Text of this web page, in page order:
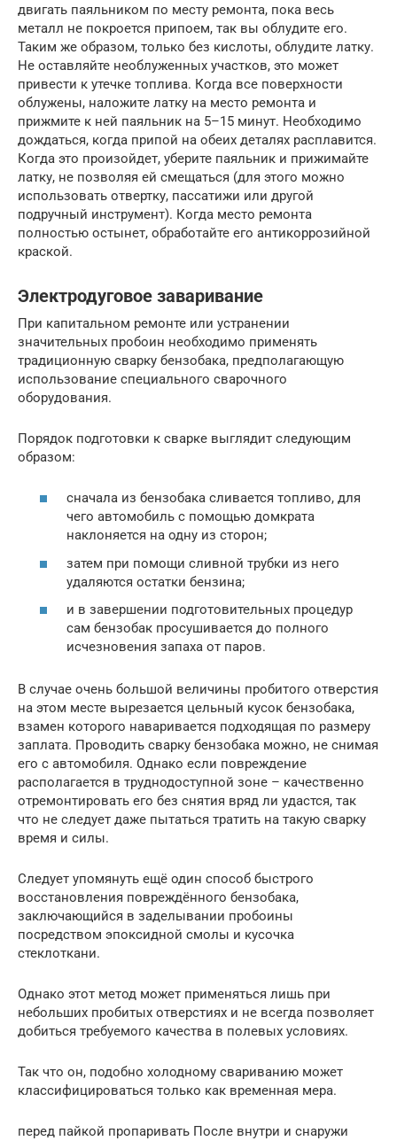
двигать паяльником по месту ремонта, пока весь
металл не покроется припоем, так вы облудите его.
Таким же образом, только без кислоты, облудите латку.
Не оставляйте необлуженных участков, это может
привести к утечке топлива. Когда все поверхности
облужены, наложите латку на место ремонта и
прижмите к ней паяльник на 5–15 минут. Необходимо
дождаться, когда припой на обеих деталях расплавится.
Когда это произойдет, уберите паяльник и прижимайте
латку, не позволяя ей смещаться (для этого можно
использовать отвертку, пассатижи или другой
подручный инструмент). Когда место ремонта
полностью остынет, обработайте его антикоррозийной
краской.
Электродуговое заваривание
При капитальном ремонте или устранении
значительных пробоин необходимо применять
традиционную сварку бензобака, предполагающую
использование специального сварочного
оборудования.
Порядок подготовки к сварке выглядит следующим
образом:
сначала из бензобака сливается топливо, для
чего автомобиль с помощью домкрата
наклоняется на одну из сторон;
затем при помощи сливной трубки из него
удаляются остатки бензина;
и в завершении подготовительных процедур
сам бензобак просушивается до полного
исчезновения запаха от паров.
В случае очень большой величины пробитого отверстия
на этом месте вырезается цельный кусок бензобака,
взамен которого наваривается подходящая по размеру
заплата. Проводить сварку бензобака можно, не снимая
его с автомобиля. Однако если повреждение
располагается в труднодоступной зоне – качественно
отремонтировать его без снятия вряд ли удастся, так
что не следует даже пытаться тратить на такую сварку
время и силы.
Следует упомянуть ещё один способ быстрого
восстановления повреждённого бензобака,
заключающийся в заделывании пробоины
посредством эпоксидной смолы и кусочка
стеклоткани.
Однако этот метод может применяться лишь при
небольших пробитых отверстиях и не всегда позволяет
добиться требуемого качества в полевых условиях.
Так что он, подобно холодному свариванию может
классифицироваться только как временная мера.
перед пайкой пропаривать После внутри и снаружи